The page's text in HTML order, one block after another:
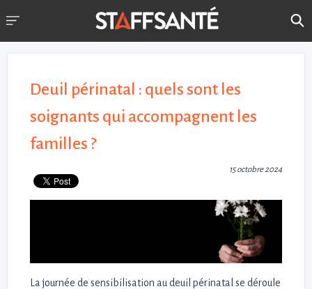
Deuil périnatal : quels sont les
soignants qui accompagnent les
familles ?
15 octobre 2024
La journée de sensibilisation au deuil périnatal se déroule